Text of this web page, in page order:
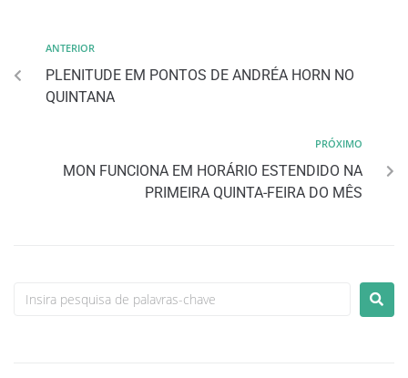
ANTERIOR
PLENITUDE EM PONTOS DE ANDRÉA HORN NO
QUINTANA
PRÓXIMO
MON FUNCIONA EM HORÁRIO ESTENDIDO NA
PRIMEIRA QUINTA-FEIRA DO MÊS